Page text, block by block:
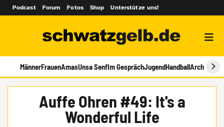
Podcast Forum Fotos Shop Unterstütze uns!
MännerFrauenAmasUnsa SenfIm GesprächJugendHandballArchiv
Auffe Ohren #49: It's a
Wonderful Life